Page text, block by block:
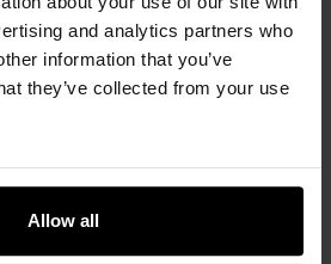
and analytics partners who
information that you’ve
they’ve collected from your use
Allow all
CECHY
Chassis